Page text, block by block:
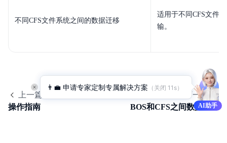
API参考
服务等级协议SLA
不同CFS文件系统之间的数据迁移
适用于不同CFS文件
输。
上一篇
操作指南
下一篇
BOS和CFS之间数据迁移
AI助手
👨‍💼 申请专家定制专属解决方案 （关闭 11 s）